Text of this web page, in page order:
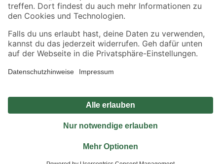
Alle Preisangaben in EUR inkl. gesetzl. MwSt.. Die dargestellten Angebote sind unter
Umständen nicht in allen Märkten verfügbar. Die angegebenen Verfügbarkeiten beziehen
Produkte nur solange der Vorrat reicht.
*Paketversand ab 59 € versandkostenfrei, gilt nicht für Artikel mit Speditionsversand, hier
Privatsphäre Impressum
Nutzungsbedingungen
Widerrufsrecht
Vertrag widerrufen
© 2026 toom Baumarkt GmbH